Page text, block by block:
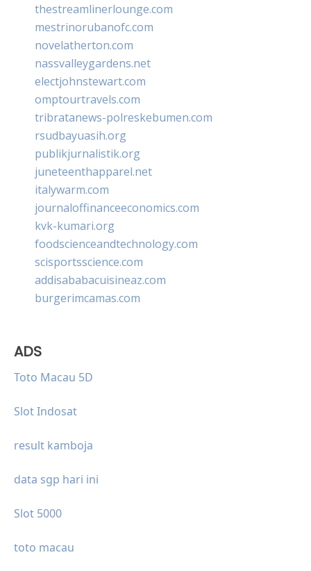
thestreamlinerlounge.com
mestrinorubanofc.com
novelatherton.com
nassvalleygardens.net
electjohnstewart.com
omptourtravels.com
tribratanews-polreskebumen.com
rsudbayuasih.org
publikjurnalistik.org
juneteenthapparel.net
italywarm.com
journaloffinanceeconomics.com
kvk-kumari.org
foodscienceandtechnology.com
scisportsscience.com
addisababacuisineaz.com
burgerimcamas.com
ADS
Toto Macau 5D
Slot Indosat
result kamboja
data sgp hari ini
Slot 5000
toto macau